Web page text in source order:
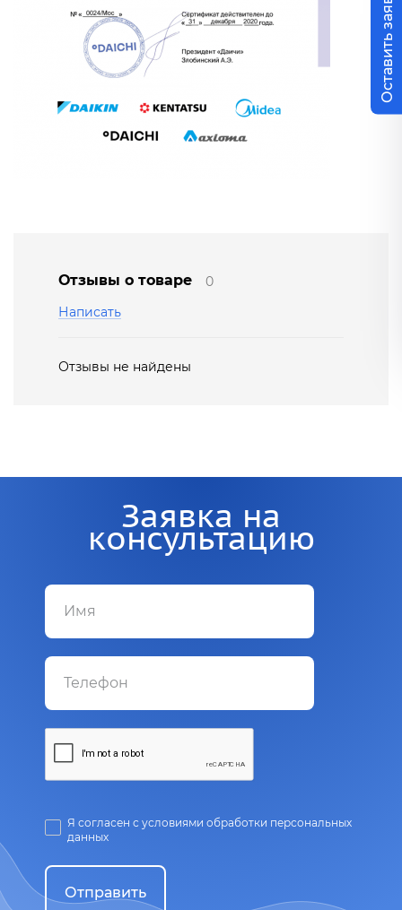
Отзывы о товаре
0
Написать
Отзывы не найдены
Заявка на
консультацию
Я согласен с условиями обработки персональных
данных
Отправить
Оставить заявку